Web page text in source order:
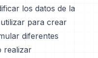
los datos de la
para crear
diferentes
realizar